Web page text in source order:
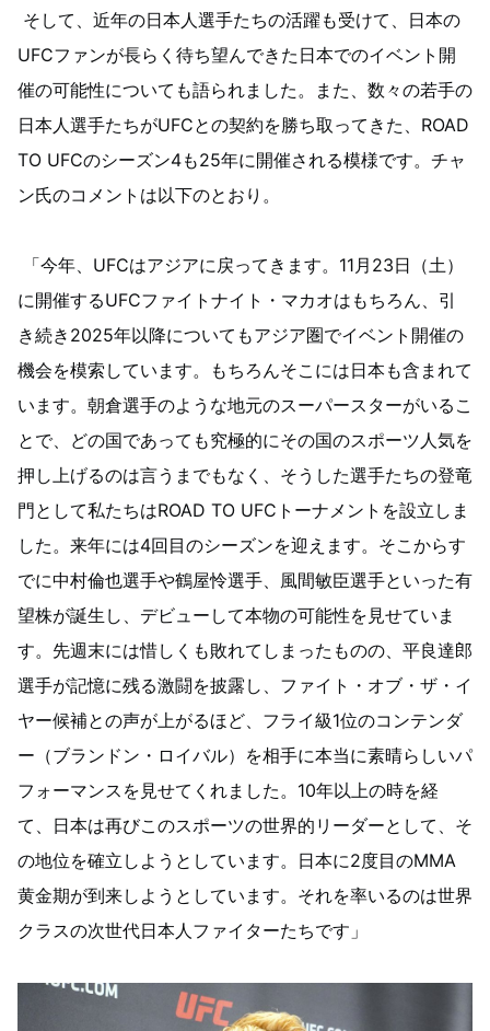
そして、近年の日本人選手たちの活躍も受けて、日本の
UFCファンが長らく待ち望んできた日本でのイベント開
催の可能性についても語られました。また、数々の若手の
日本人選手たちがUFCとの契約を勝ち取ってきた、ROAD
TO UFCのシーズン4も25年に開催される模様です。チャ
ン氏のコメントは以下のとおり。
「今年、UFCはアジアに戻ってきます。11月23日（土）
に開催するUFCファイトナイト・マカオはもちろん、引
き続き2025年以降についてもアジア圏でイベント開催の
機会を模索しています。もちろんそこには日本も含まれて
います。朝倉選手のような地元のスーパースターがいるこ
とで、どの国であっても究極的にその国のスポーツ人気を
押し上げるのは言うまでもなく、そうした選手たちの登竜
門として私たちはROAD TO UFCトーナメントを設立しま
した。来年には4回目のシーズンを迎えます。そこからす
でに中村倫也選手や鶴屋怜選手、風間敏臣選手といった有
望株が誕生し、デビューして本物の可能性を見せていま
す。先週末には惜しくも敗れてしまったものの、平良達郎
選手が記憶に残る激闘を披露し、ファイト・オブ・ザ・イ
ヤー候補との声が上がるほど、フライ級1位のコンテンダ
ー（ブランドン・ロイバル）を相手に本当に素晴らしいパ
フォーマンスを見せてくれました。10年以上の時を経
て、日本は再びこのスポーツの世界的リーダーとして、そ
の地位を確立しようとしています。日本に2度目のMMA
黄金期が到来しようとしています。それを率いるのは世界
クラスの次世代日本人ファイターたちです」